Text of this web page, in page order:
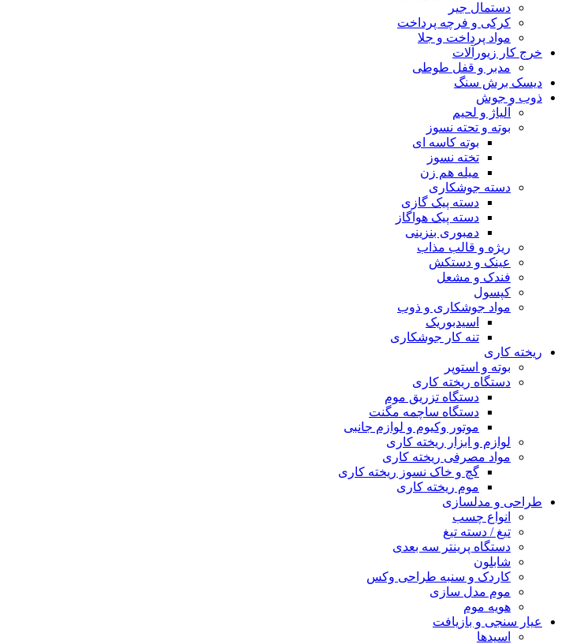
دستمال جیر
کرکی و فرچه پرداخت
مواد پرداخت و جلا
خرج کار زیورآلات
مدبر و قفل طوطی
دیسک برش سنگ
ذوب و جوش
آلیاژ و لحیم
بوته و تحته نسوز
بوته کاسه ای
تخته نسوز
میله هم زن
دسته جوشکاری
دسته پیک گازی
دسته پیک هواگاز
دمبوری بنزینی
ریژه و قالب مذاب
عینک و دستکش
فندک و مشعل
کپسول
مواد جوشکاری و ذوب
اسیدبوریک
تنه کار جوشکاری
ریخته کاری
بوته و استوپر
دستگاه ریخته کاری
دستگاه تزریق موم
دستگاه ساچمه مگنت
موتور وکیوم و لوازم جانبی
لوازم و ابزار ریخته کاری
مواد مصرفی ریخته کاری
گچ و خاک نسوز ریخته کاری
موم ریخته کاری
طراحی و مدلسازی
انواع چسب
تیغ / دسته تیغ
دستگاه پرینتر سه بعدی
شابلون
کاردک و سنبه طراحی وکس
موم مدل سازی
هویه موم
عیار سنجی و بازیافت
اسیدها